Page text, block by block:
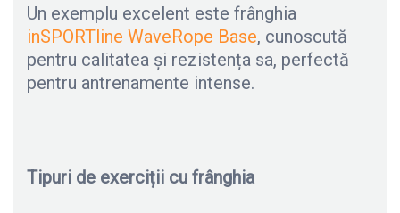
Un exemplu excelent este frânghia
inSPORTline WaveRope Base, cunoscută
pentru calitatea și rezistența sa, perfectă
pentru antrenamente intense.
Tipuri de exerciții cu frânghia